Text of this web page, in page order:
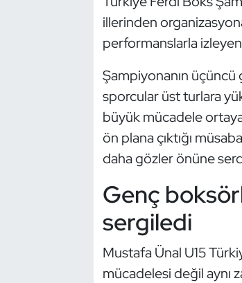
illerinden
performanslarla
Şampiyonanın üçüncü
sporcular üst turlara
büyük mücadele
ön plana çıktığı
daha gözler önüne
Genç
sergiledi
Mustafa Ünal U15
mücadelesi değil aynı
Hava Sporları
İşitme Engelli Sporcular
Judo ve Kuraş